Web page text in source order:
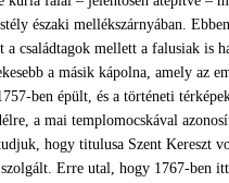
északi mellékszárnyában.
a családtagok mellett a falusiak is
a másik kápolna, amely az
ben épült, és a történeti
a mai templomocskával
hogy titulusa Szent Kereszt
Erre utal, hogy 1767-ben